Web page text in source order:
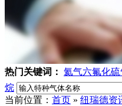
热门关键词： 氦气六氟化
烷
当前位置： 首页 » 纽瑞德资